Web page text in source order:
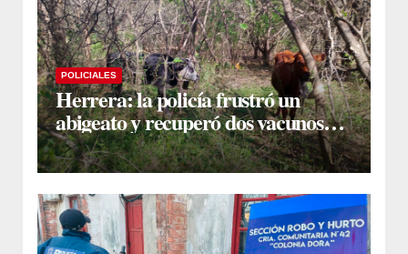
POLICIALES
Herrera: la policía frustró un
abigeato y recuperó dos vacunos
ocultos en una zona montuosa